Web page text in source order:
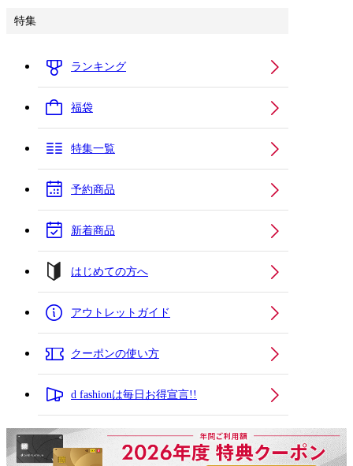
特集
ランキング
福袋
特集一覧
予約商品
新着商品
はじめての方へ
アウトレットガイド
クーポンの使い方
d fashionは毎日お得宣言!!